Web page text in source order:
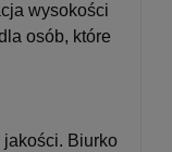
wysokości
osób, które
Biurko